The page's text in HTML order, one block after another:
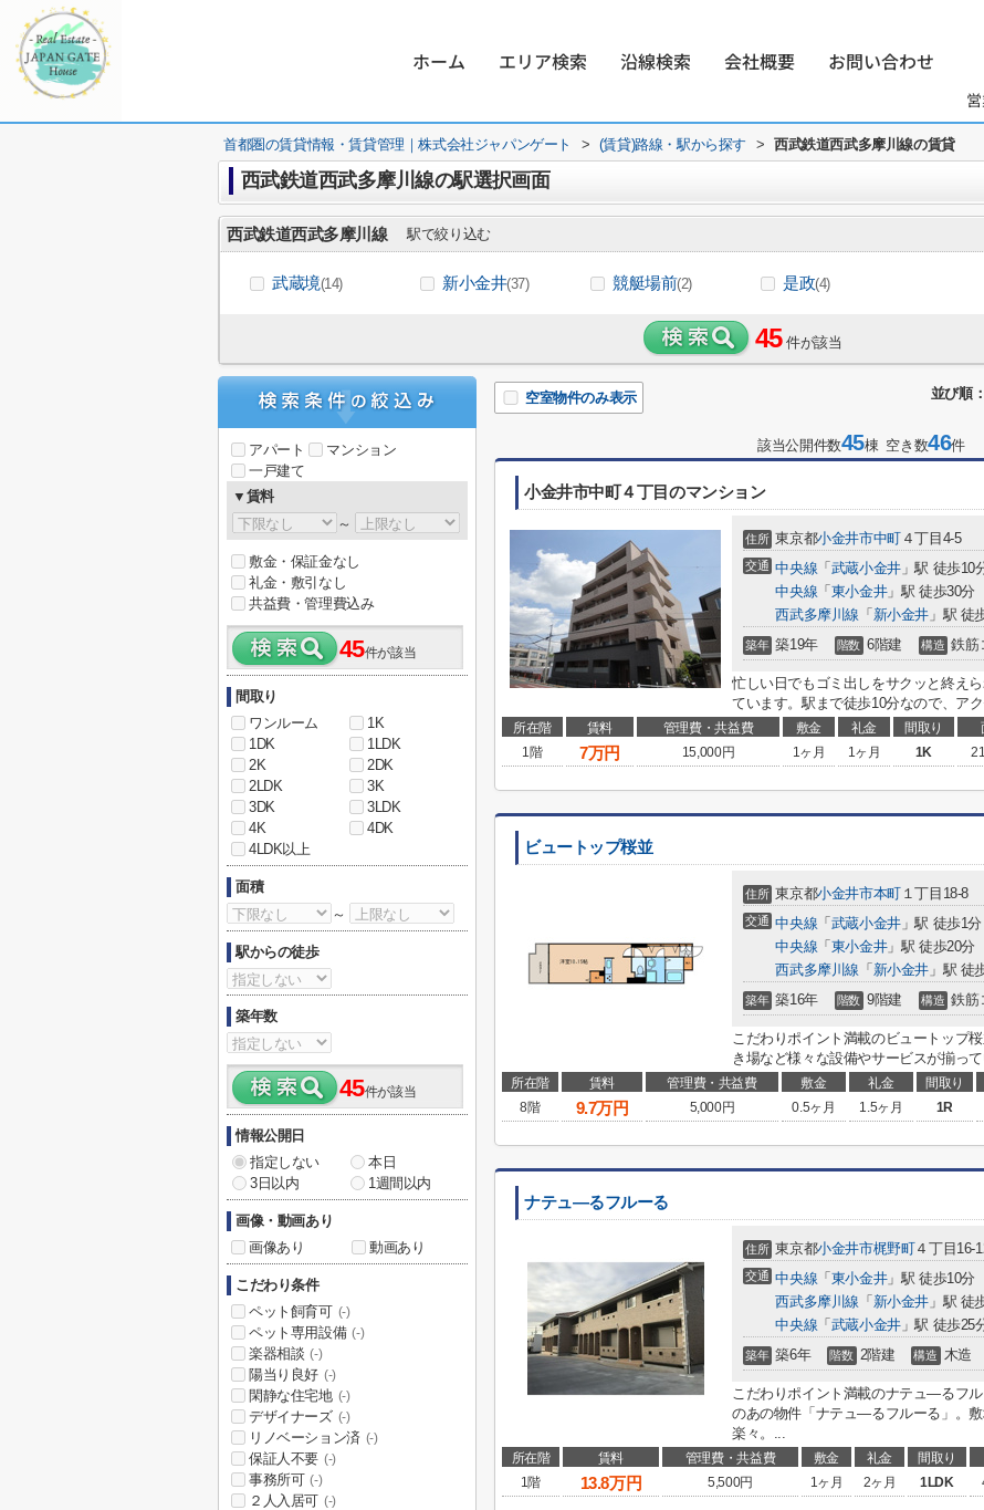
ホーム エリア検索 沿線検索 会社概要 お問い合わせ
首都圏の賃貸情報・賃貸管理｜株式会社ジャパンゲート > (賃貸)路線・駅から探す > 西武鉄道西武多摩川線の賃貸
西武鉄道西武多摩川線の駅選択画面
西武鉄道西武多摩川線 駅で絞り込む
武蔵境(14) 新小金井(37) 競艇場前(2) 是政(4)
45 件が該当
並び順：
空室物件のみ表示
該当公開件数45棟 空き数46件
小金井市中町４丁目のマンション
住所 東京都小金井市中町４丁目4-5
交通 中央線 「 武蔵小金井」駅 徒歩10
中央線 「 東小金井」駅 徒歩30分
西武多摩川線 「 新小金井 」駅 徒
築年 築19年 階数 6階建 構造 鉄筋
忙しい日でもゴミ出しをサクッと終え
ています。駅まで徒歩10分なので、ア
所在階 賃料 管理費・共益費 敷金 礼金 間取り
1階
7万円 15,000円 1ヶ月 1ヶ月 1K
ビュートップ桜並
住所 東京都小金井市本町１丁目18-8
交通 中央線 「 武蔵小金井」駅 徒歩1分
中央線 「 東小金井」駅 徒歩20分
西武多摩川線 「 新小金井 」駅 徒
築年 築16年 階数 9階建 構造 鉄筋
こだわりポイント満載のビュートップ
き場など様々な設備やサービスが揃っ
所在階 賃料 管理費・共益費 敷金 礼金 間取り
8階
9.7万円 5,000円 0.5ヶ月 1.5ヶ月 1R
ナテュ―るフルーる
住所 東京都小金井市梶野町４丁目16-
交通 中央線 「 東小金井」駅 徒歩10分
西武多摩川線 「 新小金井 」駅 徒
中央線 「 武蔵小金井」駅 徒歩25
築年 築6年 階数 2階建 構造 木造
こだわりポイント満載のナテュ―るフ
のあの物件「ナテュ―るフルーる」。
楽々。...
所在階 賃料 管理費・共益費 敷金 礼金 間取り
1階
13.8万円 5,500円 1ヶ月 2ヶ月 1LDK
アパート
マンション
一戸建て
▼賃料
～
敷金・保証金なし
礼金・敷引なし
共益費・管理費込み
45件が該当
間取り
ワンルーム
1K
1DK
1LDK
2K
2DK
2LDK
3K
3DK
3LDK
4K
4DK
4LDK以上
面積
～
駅からの徒歩
築年数
45件が該当
情報公開日
指定しない
本日
3日以内
1週間以内
画像・動画あり
画像あり
動画あり
こだわり条件
ペット飼育可 (-)
ペット専用設備 (-)
楽器相談 (-)
陽当り良好 (-)
閑静な住宅地 (-)
デザイナーズ (-)
リノベーション済 (-)
保証人不要 (-)
事務所可 (-)
２人入居可 (-)